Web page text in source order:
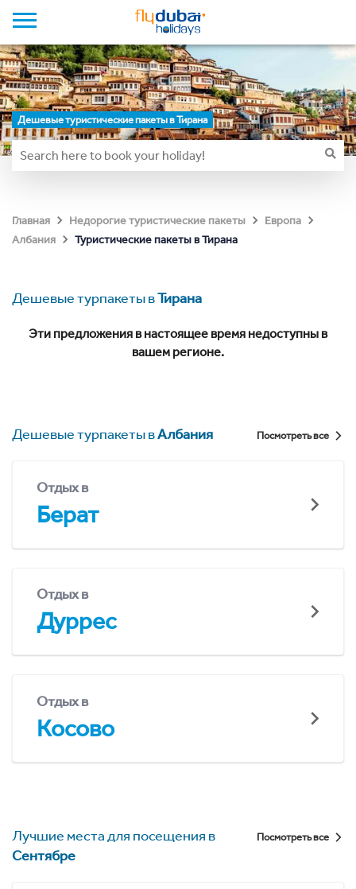
Дешевые туристические пакеты в Тирана
Главная Недорогие туристические пакеты
Европа
Албания
Туристические пакеты в Тирана
Дешевые турпакеты вТирана
Эти предложения в настоящее время недоступны в
вашем регионе.
Дешевые турпакеты вАлбания Посмотреть все
Отдых в
Берат
Отдых в
Дуррес
Отдых в
Косово
Лучшие места для посещения в
Сентябре
Посмотреть все